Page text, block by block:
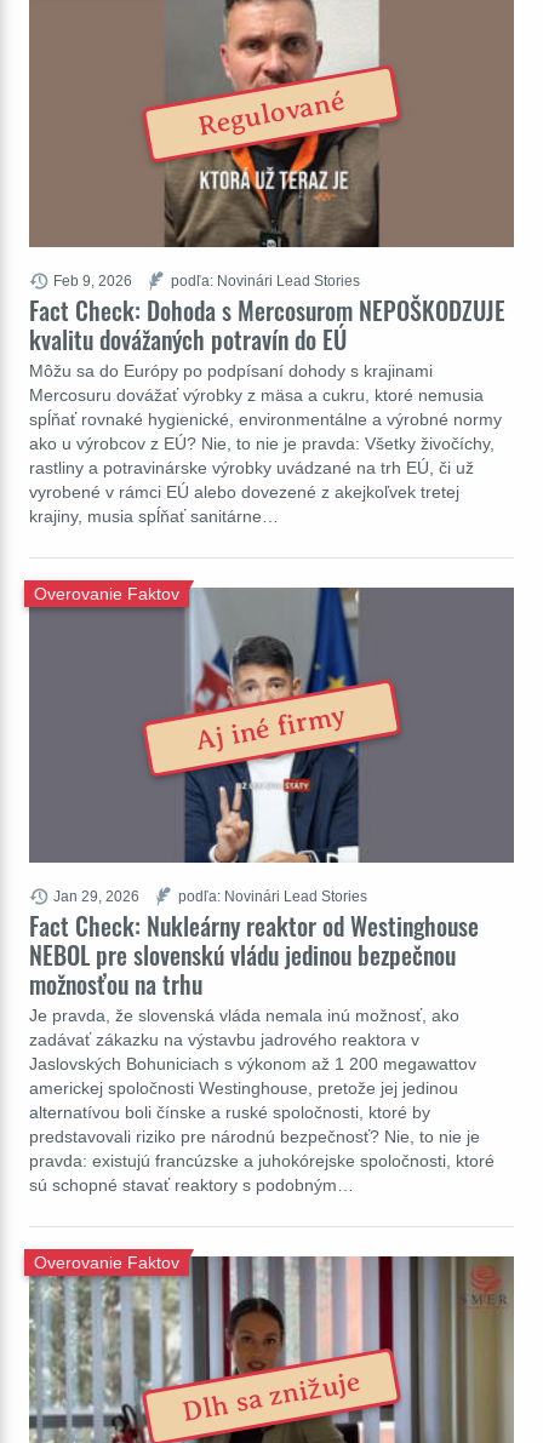
Fact Check: Dohoda s Mercosurom NEPOŠKODZUJE
kvalitu dovážaných potravín do EÚ
Môžu sa do Európy po podpísaní dohody s krajinami
Mercosuru dovážať výrobky z mäsa a cukru, ktoré nemusia
spĺňať rovnaké hygienické, environmentálne a výrobné normy
ako u výrobcov z EÚ? Nie, to nie je pravda: Všetky živočíchy,
rastliny a potravinárske výrobky uvádzané na trh EÚ, či už
vyrobené v rámci EÚ alebo dovezené z akejkoľvek tretej
krajiny, musia spĺňať sanitárne…
Feb 9, 2026 podľa: Novinári Lead Stories
Regulované
Fact Check: Nukleárny reaktor od Westinghouse
NEBOL pre slovenskú vládu jedinou bezpečnou
možnosťou na trhu
Overovanie Faktov
Je pravda, že slovenská vláda nemala inú možnosť, ako
zadávať zákazku na výstavbu jadrového reaktora v
Jaslovských Bohuniciach s výkonom až 1 200 megawattov
americkej spoločnosti Westinghouse, pretože jej jedinou
alternatívou boli čínske a ruské spoločnosti, ktoré by
predstavovali riziko pre národnú bezpečnosť? Nie, to nie je
pravda: existujú francúzske a juhokórejske spoločnosti, ktoré
sú schopné stavať reaktory s podobným…
Jan 29, 2026 podľa: Novinári Lead Stories
Aj iné firmy
Overovanie Faktov
Dlh sa znižuje